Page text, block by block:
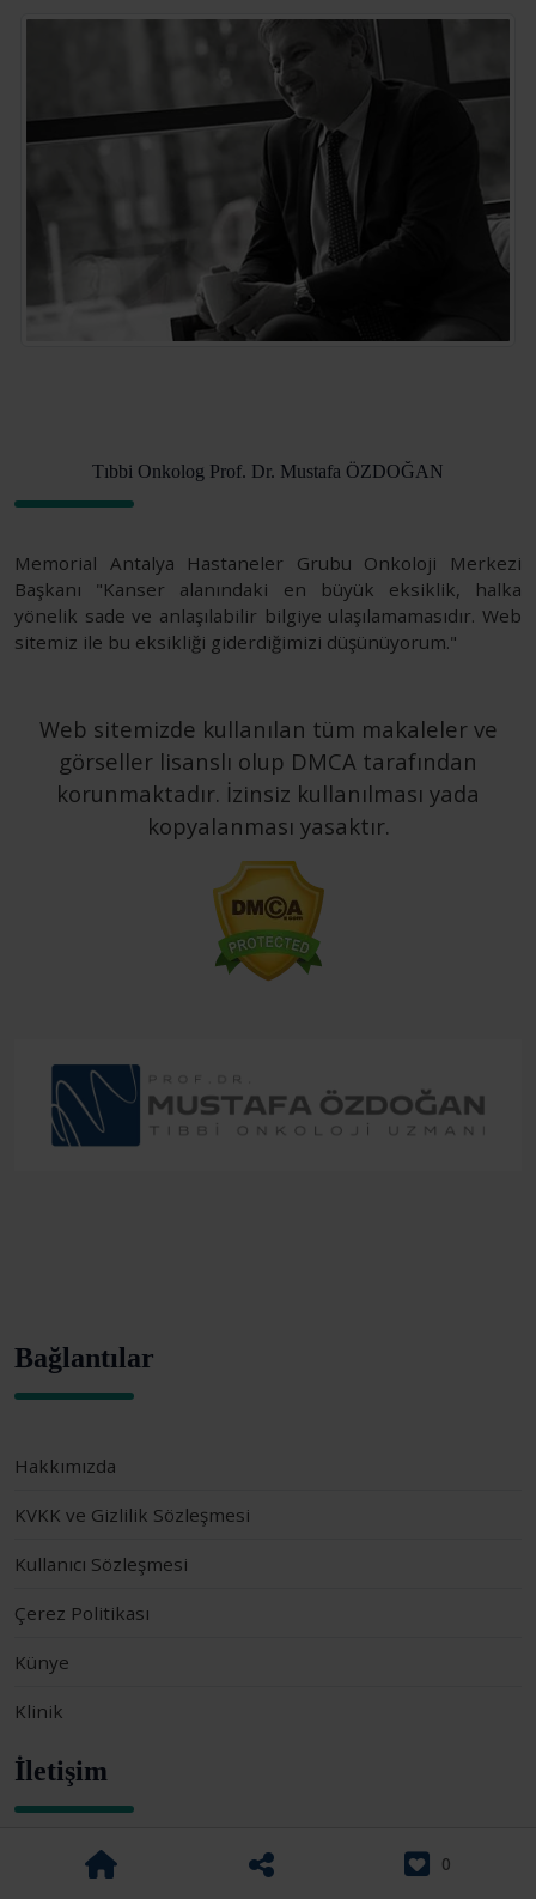
0
Tıbbi Onkolog Prof. Dr. Mustafa ÖZDOĞAN
Memorial Antalya Hastaneler Grubu Onkoloji Merkezi
Başkanı "Kanser alanındaki en büyük eksiklik, halka
yönelik sade ve anlaşılabilir bilgiye ulaşılamamasıdır. Web
sitemiz ile bu eksikliği giderdiğimizi düşünüyorum."
Web sitemizde kullanılan tüm makaleler ve
görseller lisanslı olup DMCA tarafından
korunmaktadır. İzinsiz kullanılması yada
kopyalanması yasaktır.
Bağlantılar
Hakkımızda
KVKK ve Gizlilik Sözleşmesi
Kullanıcı Sözleşmesi
Çerez Politikası
Künye
Klinik
İletişim
Memorial Göztepe Hastanesi Kanser Merkezi